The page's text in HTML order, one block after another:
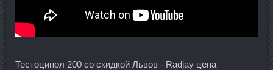
Тестоципол 200 со скидкой Львов - Radjay цена